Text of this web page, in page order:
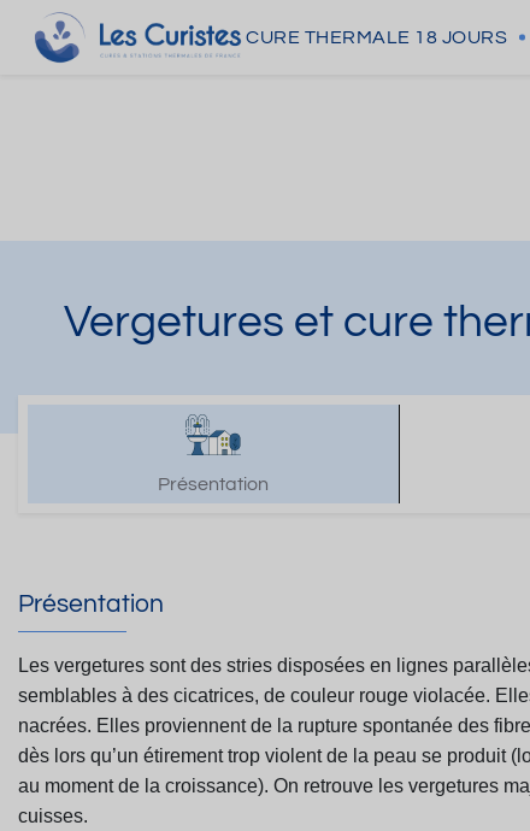
CURE THERMALE 18 JOURS
Vergetures et cure
Présentation
Présentation
Les vergetures sont des stries disposées en lignes
semblables à des cicatrices, de couleur rouge violacée.
nacrées. Elles proviennent de la rupture spontanée des
dès lors qu’un étirement trop violent de la peau se produit
au moment de la croissance). On retrouve les vergetures
cuisses.